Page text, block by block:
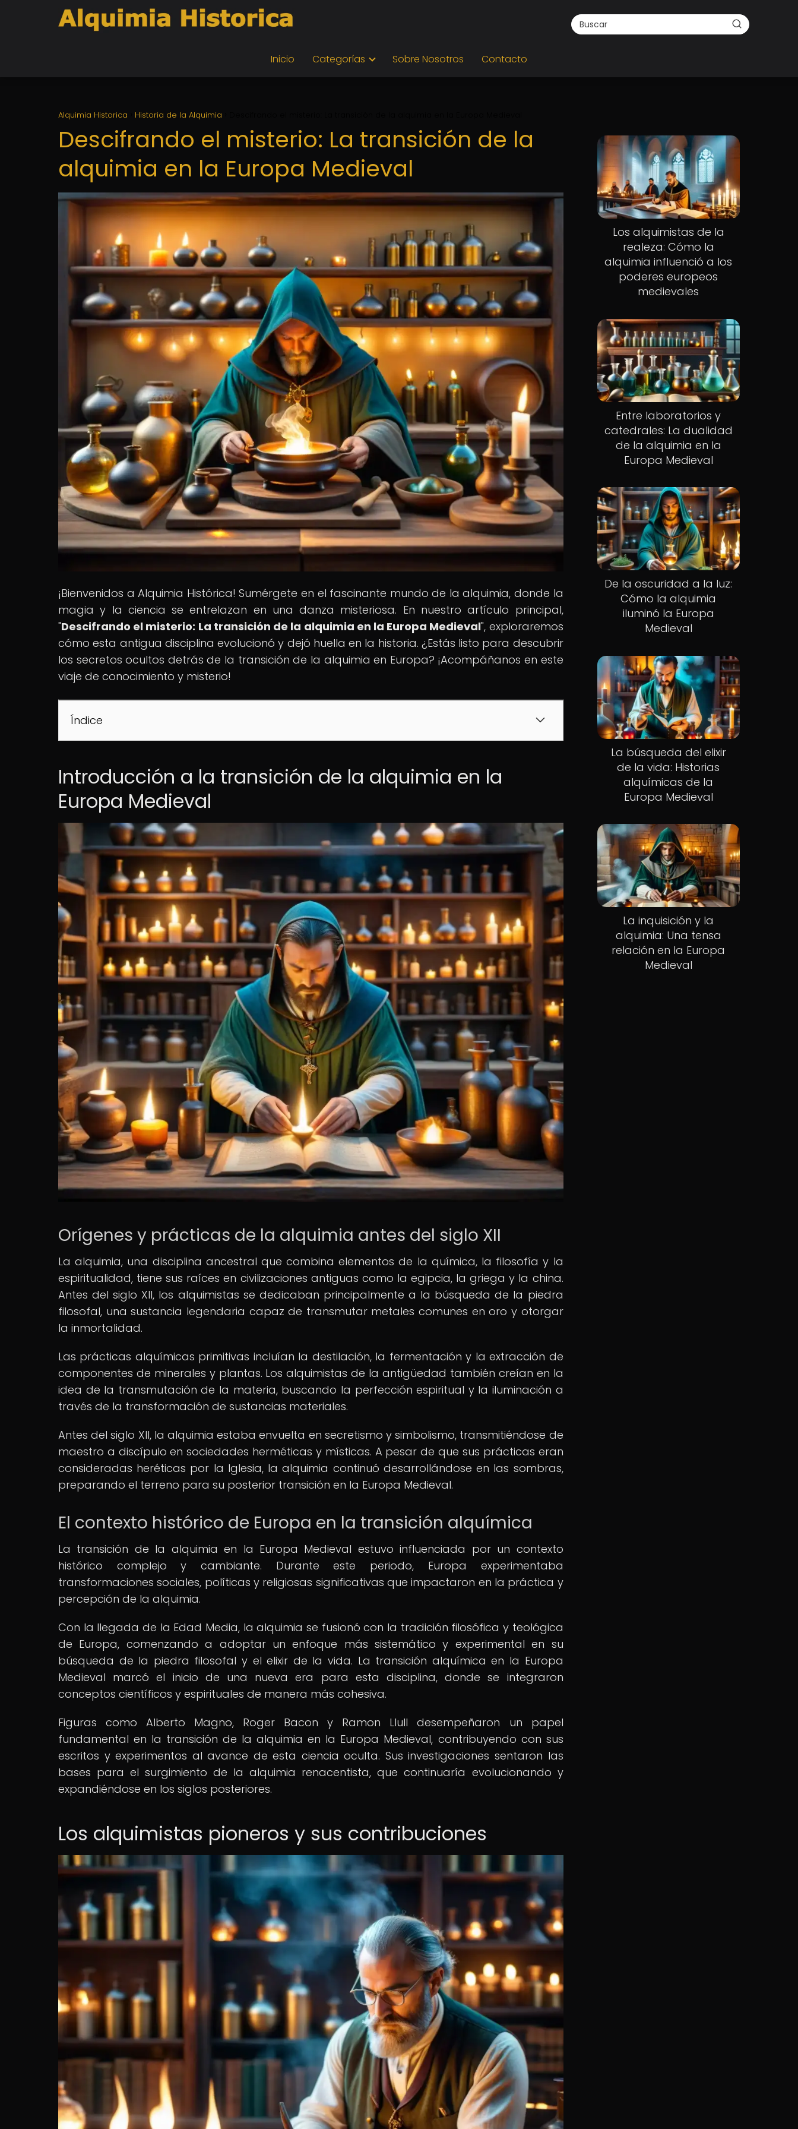
Inicio Categorías Sobre Nosotros Contacto
Alquimia Historica Historia de la Alquimia
Descifrando el misterio: La transición de la
alquimia en la Europa Medieval
¡Bienvenidos a Alquimia Histórica! Sumérgete en el fascinante mundo de la alquimia, donde la
magia y la ciencia se entrelazan en una danza misteriosa. En nuestro artículo principal,
"Descifrando el misterio: La transición de la alquimia en la Europa Medieval", exploraremos
cómo esta antigua disciplina evolucionó y dejó huella en la historia. ¿Estás listo para descubrir
los secretos ocultos detrás de la transición de la alquimia en Europa? ¡Acompáñanos en este
viaje de conocimiento y misterio!
Índice
Introducción a la transición de la alquimia en la
Europa Medieval
Orígenes y prácticas de la alquimia antes del siglo XII
La alquimia, una disciplina ancestral que combina elementos de la química, la filosofía y la
espiritualidad, tiene sus raíces en civilizaciones antiguas como la egipcia, la griega y la china.
Antes del siglo XII, los alquimistas se dedicaban principalmente a la búsqueda de la piedra
filosofal, una sustancia legendaria capaz de transmutar metales comunes en oro y otorgar
la inmortalidad.
Las prácticas alquímicas primitivas incluían la destilación, la fermentación y la extracción de
componentes de minerales y plantas. Los alquimistas de la antigüedad también creían en la
idea de la transmutación de la materia, buscando la perfección espiritual y la iluminación a
través de la transformación de sustancias materiales.
Antes del siglo XII, la alquimia estaba envuelta en secretismo y simbolismo, transmitiéndose de
maestro a discípulo en sociedades herméticas y místicas. A pesar de que sus prácticas eran
consideradas heréticas por la Iglesia, la alquimia continuó desarrollándose en las sombras,
preparando el terreno para su posterior transición en la Europa Medieval.
El contexto histórico de Europa en la transición alquímica
La transición de la alquimia en la Europa Medieval estuvo influenciada por un contexto
histórico complejo y cambiante. Durante este periodo, Europa experimentaba
transformaciones sociales, políticas y religiosas significativas que impactaron en la práctica y
percepción de la alquimia.
Con la llegada de la Edad Media, la alquimia se fusionó con la tradición filosófica y teológica
de Europa, comenzando a adoptar un enfoque más sistemático y experimental en su
búsqueda de la piedra filosofal y el elixir de la vida. La transición alquímica en la Europa
Medieval marcó el inicio de una nueva era para esta disciplina, donde se integraron
conceptos científicos y espirituales de manera más cohesiva.
Figuras como Alberto Magno, Roger Bacon y Ramon Llull desempeñaron un papel
fundamental en la transición de la alquimia en la Europa Medieval, contribuyendo con sus
escritos y experimentos al avance de esta ciencia oculta. Sus investigaciones sentaron las
bases para el surgimiento de la alquimia renacentista, que continuaría evolucionando y
expandiéndose en los siglos posteriores.
Los alquimistas pioneros y sus contribuciones
Los alquimistas de la
realeza: Cómo la
alquimia influenció a los
poderes europeos
medievales
Entre laboratorios y
catedrales: La dualidad
de la alquimia en la
Europa Medieval
De la oscuridad a la luz:
Cómo la alquimia
iluminó la Europa
Medieval
La búsqueda del elixir
de la vida: Historias
alquímicas de la
Europa Medieval
La inquisición y la
alquimia: Una tensa
relación en la Europa
Medieval